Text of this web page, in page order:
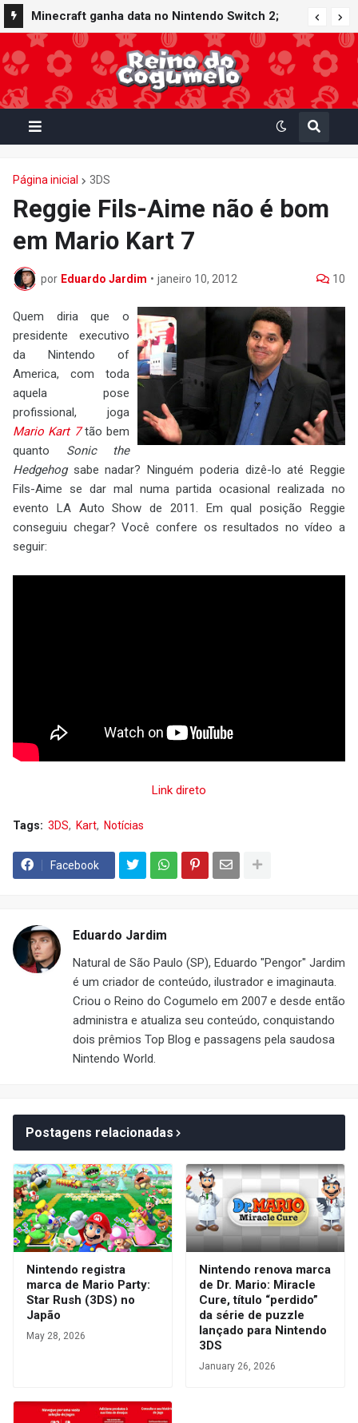
Minecraft ganha data no Nintendo Switch 2;
Super Mario Mash-Up receberá atualização
gráfica exclusiva
Página inicial 3DS
Reggie Fils-Aime não é bom
em Mario Kart 7
por Eduardo Jardim • janeiro 10, 2012 10
Quem diria que o
presidente executivo
da Nintendo of
America, com toda
aquela pose
profissional, joga
Mario Kart 7tão bem
quanto Sonic the
Hedgehogsabe nadar? Ninguém poderia dizê-lo até Reggie
Fils-Aime se dar mal numa partida ocasional realizada no
evento LA Auto Show de 2011. Em qual posição Reggie
conseguiu chegar? Você confere os resultados no vídeo a
seguir:
Link direto
Tags: 3DS Kart Notícias
Facebook
Eduardo Jardim
Natural de São Paulo (SP), Eduardo "Pengor" Jardim
é um criador de conteúdo, ilustrador e imaginauta.
Criou o Reino do Cogumelo em 2007 e desde então
administra e atualiza seu conteúdo, conquistando
dois prêmios Top Blog e passagens pela saudosa
Nintendo World.
Postagens relacionadas
Nintendo registra
marca de Mario Party:
Star Rush (3DS) no
Japão
May 28, 2026
Nintendo renova marca
de Dr. Mario: Miracle
Cure, título “perdido”
da série de puzzle
lançado para Nintendo
3DS
January 26, 2026